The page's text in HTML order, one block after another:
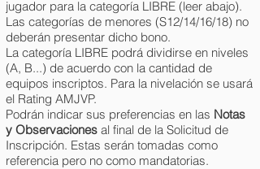
jugador para la categoría LIBRE (leer abajo).
Las categorías de menores (S12/14/16/18) no
deberán presentar dicho bono.
La categoría LIBRE podrá dividirse en niveles
(A, B...) de acuerdo con la cantidad de
equipos inscriptos. Para la nivelación se usará
el Rating AMJVP.
Podrán indicar sus preferencias en las Notas
y Observaciones al final de la Solicitud de
Inscripción. Estas serán tomadas como
referencia pero no como mandatorias.